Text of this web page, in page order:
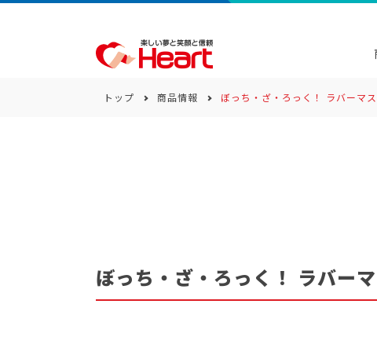
商品一覧 キーワード検索
カテゴリー
トップ 商品情報 ぼっち・ざ・ろっく！ ラバーマ
ぼっち・ざ・ろっく！ ラバー